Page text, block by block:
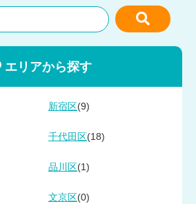
エリアから探す
新宿区 (9)
千代田区 (18)
品川区 (1)
文京区 (0)